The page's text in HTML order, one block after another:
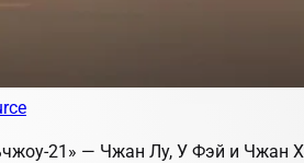
— Чжан Лу, У Фэй и Чжан